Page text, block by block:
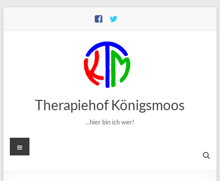
Therapiehof Königsmoos
…hier bin ich wer!
Menü